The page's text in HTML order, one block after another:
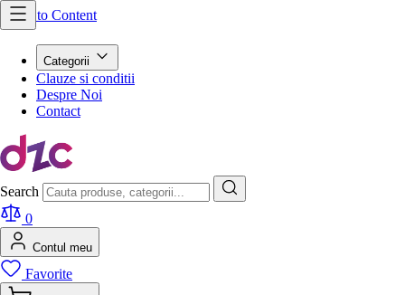
Skip to Content
Categorii
Clauze si conditii
Despre Noi
Contact
Search
0
Contul meu
Favorite